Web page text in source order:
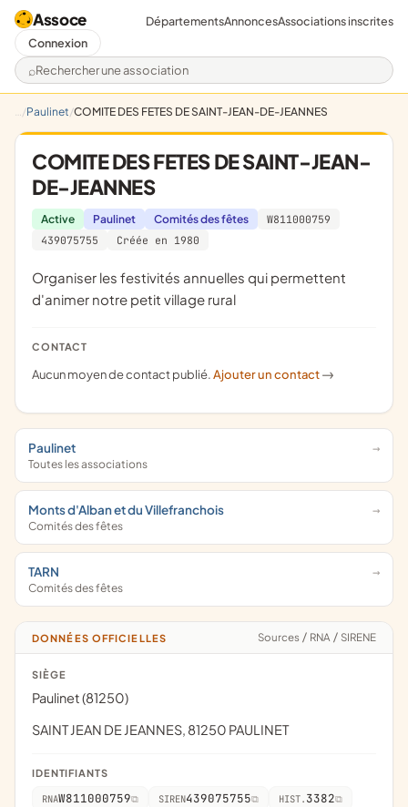
Assoce
Rechercher une association
DépartementsAnnoncesAssociations inscrites
Connexion
Paulinet COMITE DES FETES DE SAINT-JEAN-DE-JEANNES
COMITE DES FETES DE SAINT-JEAN-
DE-JEANNES
Active Paulinet Comités des fêtes
W811000759
439075755
Créée en 1980
Organiser les festivités annuelles qui permettent
d'animer notre petit village rural
CONTACT
Aucun moyen de contact publié.Ajouter un contact ->
Paulinet
Toutes les associations
Monts d'Alban et du Villefranchois
Comités des fêtes
TARN
Comités des fêtes
DONNÉES OFFICIELLES Sources / RNA / SIRENE
SIÈGE
Paulinet (81250)
SAINT JEAN DE JEANNES, 81250 PAULINET
IDENTIFIANTS
RNAW811000759 SIREN439075755 HIST. 3382